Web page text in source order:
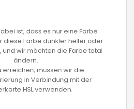
ist, dass es nur eine Farbe
diese Farbe dunkler heller oder
wir möchten die Farbe total
ändern.
erreichen, müssen wir die
in Verbindung mit der
HSL verwenden.